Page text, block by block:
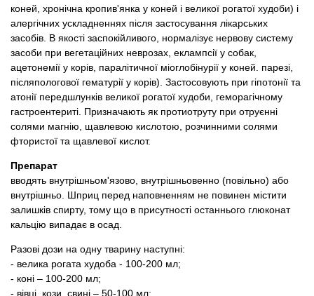
коней, хронічна кропив'янка у коней і великої рогатої худоби) і
алергічних ускладненнях після застосування лікарських
засобів. В якості заспокійливого, нормалізує нервову систему
засоби при вегетаційних неврозах, еклампсії у собак,
ацетонемії у корів, паралітичної міоглобінурії у коней. парезі,
післяпологової гематурії у корів). Застосовують при гіпотонії та
атонії передшлунків великої рогатої худоби, геморагічному
гастроентериті. Призначають як протиотруту при отруєнні
солями магнію, щавлевою кислотою, розчинними солями
фтористої та щавлевої кислот.
Препарат
вводять внутрішньом'язово, внутрішньовенно (повільно) або
внутрішньо. Шприц перед наповненням не повинен містити
залишків спирту, тому що в присутності останнього глюконат
кальцію випадає в осад.
Разові дози на одну тварину наступні:
- велика рогата худоба - 100-200 мл;
- коні – 100-200 мл;
- вівці, кози, свині – 50-100 мл;